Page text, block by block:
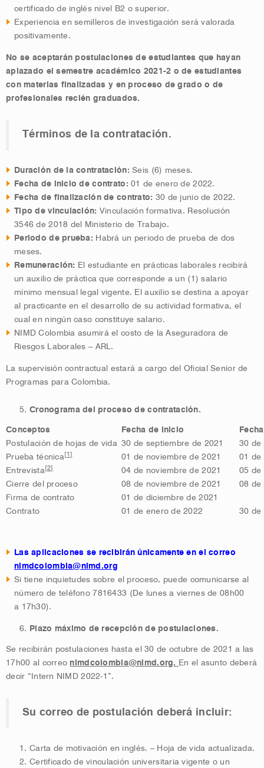
certificado de inglés nivel B2 o superior.
Experiencia en semilleros de investigación será valorada
positivamente.
No se aceptarán postulaciones de estudiantes que hayan
aplazado el semestre académico 2021-2 o de estudiantes
con materias finalizadas y en proceso de grado o de
profesionales recién graduados.
Términos de la contratación.
Duración de la contratación:Seis (6) meses.
Fecha de inicio de contrato:01 de enero de 2022.
Fecha de finalización de contrato: 30 de junio de 2022.
Tipo de vinculación: Vinculación formativa. Resolución
3546 de 2018 del Ministerio de Trabajo.
Periodo de prueba: Habrá un periodo de prueba de dos
meses.
Remuneración: El estudiante en prácticas laborales recibirá
un auxilio de práctica que corresponde a un (1) salario
mínimo mensual legal vigente. El auxilio se destina a apoyar
al practicante en el desarrollo de su actividad formativa, el
cual en ningún caso constituye salario.
NIMD Colombia asumirá el costo de la Aseguradora de
Riesgos Laborales – ARL.
La supervisión contractual estará a cargo del Oficial Senior de
Programas para Colombia.
Cronograma del proceso de contratación.
Conceptos Fecha de inicio
Postulación de hojas de vida 30 de septiembre de 2021
30 de
Prueba técnica [1] 01 de noviembre de 2021
01 de
Entrevista [2] 04 de noviembre de 2021
05 de
Cierre del proceso
08 de noviembre de 2021
08 de
Firma de contrato
01 de diciembre de 2021
Contrato
01 de enero de 2022 30 de
Las aplicaciones se recibirán únicamente en el correo
nimdcolombia@nimd.org
Si tiene inquietudes sobre el proceso, puede comunicarse al
número de teléfono 7816433 (De lunes a viernes de 08h00
a 17h30).
Plazo máximo de recepción de postulaciones.
Se recibirán postulaciones hasta el 30 de octubre de 2021 a las
17h00 al correo nimdcolombia@nimd.org. En el asunto deberá
decir “Intern NIMD 2022-1”.
Su correo de postulación deberá incluir:
Carta de motivación en inglés. – Hoja de vida actualizada.
Certificado de vinculación universitaria vigente o un